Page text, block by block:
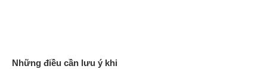
Những điều cần lưu ý khi